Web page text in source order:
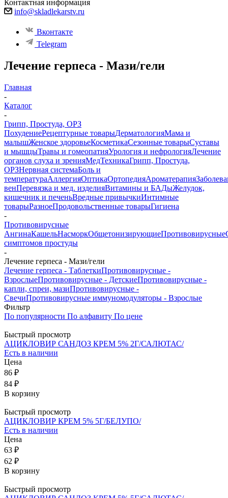
Контактная информация
info@skladlekarstv.ru
Вконтакте
Telegram
Лечение герпеса - Мази/гели
Главная
-
Каталог
-
Грипп, Простуда, ОРЗ
ПохудениеРецептурные товарыДерматологияМама и
малышЖенское здоровьеКосметикаСезонные товарыСуставы
и мышцыТравы и гомеопатияУрология и нефрологияЛечение
органов слуха и зренияМедТехникаГрипп, Простуда,
ОРЗНервная системаБоль и
температураАллергияОптикаОртопедияАроматерапия
венПеревязка и мед. изделияВитамины и БАДыЖелудок,
кишечник и печеньВредные привычкиИнтимные
товарыРазноеПродовольственные товарыГигиена
-
Противовирусные
АнгинаКашельНасморкОбщетонизирующиеПротивовирусные
симптомов простуды
-
Лечение герпеса - Мази/гели
Лечение герпеса - ТаблеткиПротивовирусные -
ВзрослыеПротивовирусные - ДетскиеПротивовирусные -
капли, спреи, мазиПротивовирусные -
СвечиПротивовирусные иммуномодуляторы - Взрослые
Фильтр
По популярности По алфавиту По цене
Быстрый просмотр
АЦИКЛОВИР САНДОЗ КРЕМ 5% 2Г/САЛЮТАС/
Есть в наличии
Цена
86 ₽
84 ₽
В корзину
Быстрый просмотр
АЦИКЛОВИР КРЕМ 5% 5Г/БЕЛУПО/
Есть в наличии
Цена
63 ₽
62 ₽
В корзину
Быстрый просмотр